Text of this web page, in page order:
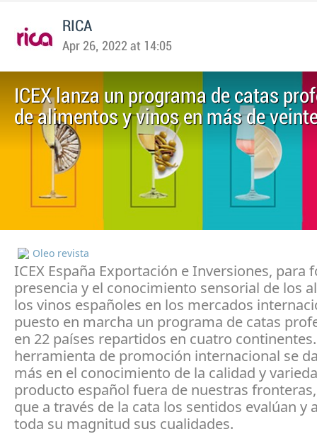
RICA
Apr 26, 2022 at 14:05
ICEX lanza un programa de catas
de alimentos y vinos en más de
Oleo revista
ICEX España Exportación e Inversiones, para
presencia y el conocimiento sensorial de los
los vinos españoles en los mercados
puesto en marcha un programa de catas
en 22 países repartidos en cuatro
herramienta de promoción internacional se
más en el conocimiento de la calidad y
producto español fuera de nuestras
que a través de la cata los sentidos evalúan y
toda su magnitud sus cualidades.